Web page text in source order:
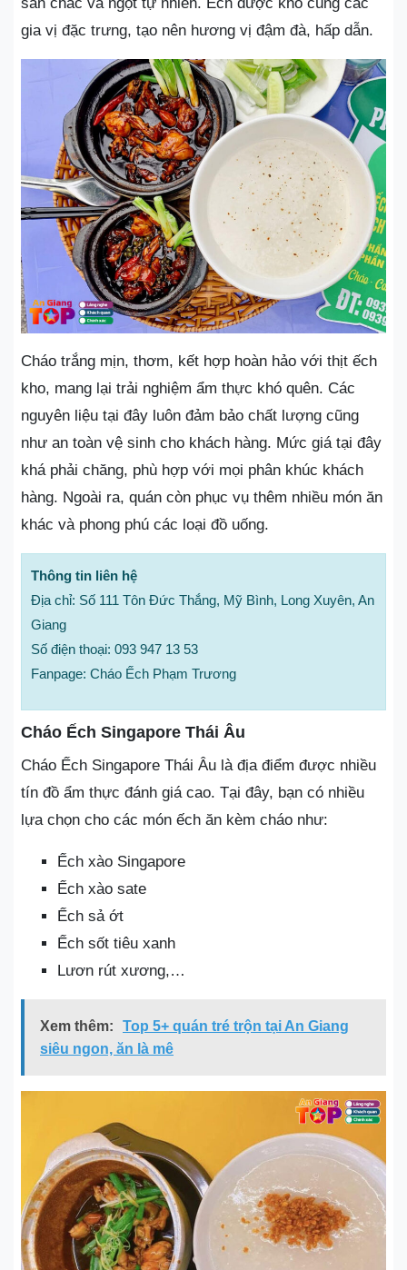
gia vị đặc trưng, tạo nên hương vị đậm đà, hấp dẫn.
Cháo trắng mịn, thơm, kết hợp hoàn hảo với thịt ếch
kho, mang lại trải nghiệm ẩm thực khó quên. Các
nguyên liệu tại đây luôn đảm bảo chất lượng cũng
như an toàn vệ sinh cho khách hàng. Mức giá tại đây
khá phải chăng, phù hợp với mọi phân khúc khách
hàng. Ngoài ra, quán còn phục vụ thêm nhiều món ăn
khác và phong phú các loại đồ uống.
Thông tin liên hệ
Địa chỉ: Số 111 Tôn Đức Thắng, Mỹ Bình, Long Xuyên, An
Giang
Số điện thoại: 093 947 13 53
Fanpage: Cháo Ếch Phạm Trương
Cháo Ếch Singapore Thái Âu
Cháo Ếch Singapore Thái Âu là địa điểm được nhiều
tín đồ ẩm thực đánh giá cao. Tại đây, bạn có nhiều
lựa chọn cho các món ếch ăn kèm cháo như:
Ếch xào Singapore
Ếch xào sate
Ếch sả ớt
Ếch sốt tiêu xanh
Lươn rút xương,…
Xem thêm:
Top 5+ quán tré trộn tại An Giang
siêu ngon, ăn là mê